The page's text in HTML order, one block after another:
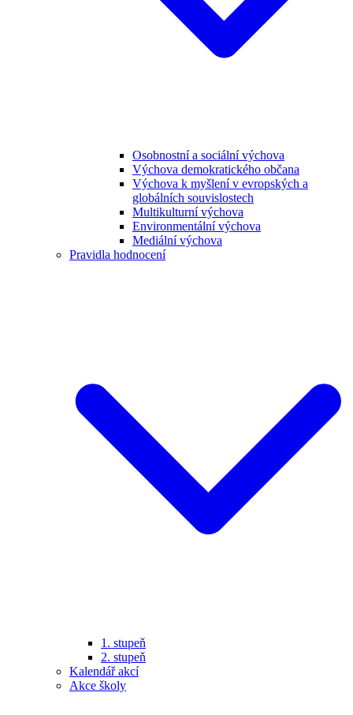
Osobnostní a sociální výchova
Výchova demokratického občana
Výchova k myšlení v evropských a
globálních souvislostech
Multikulturní výchova
Environmentální výchova
Mediální výchova
Pravidla hodnocení
1. stupeň
2. stupeň
Kalendář akcí
Akce školy